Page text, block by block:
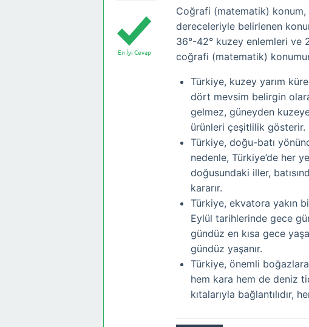
En İyi Cevap
Coğrafi (matematik)
dereceleriyle belirlenen
36°-42° kuzey enlemleri ve
coğrafi (matematik)
Türkiye, kuzey yarım
dört mevsim belirgin
gelmez, güneyden
ürünleri çeşitlilik gösterir.
Türkiye, doğu-batı
nedenle, Türkiye’de her
doğusundaki iller,
kararır.
Türkiye, ekvatora yakın
Eylül tarihlerinde gece
gündüz en kısa gece
gündüz yaşanır.
Türkiye, önemli
hem kara hem de deniz
kıtalarıyla bağlantılıdır,